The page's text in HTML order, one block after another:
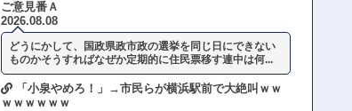
ご意見番Ａ
2026.08.08
どうにかして、国政県政市政の選挙を同じ日にできない
ものかそうすればなぜか定期的に住民票移す連中は何...
「小泉やめろ！」→市民らが横浜駅前で大絶叫ｗｗ
ｗｗｗｗｗｗ